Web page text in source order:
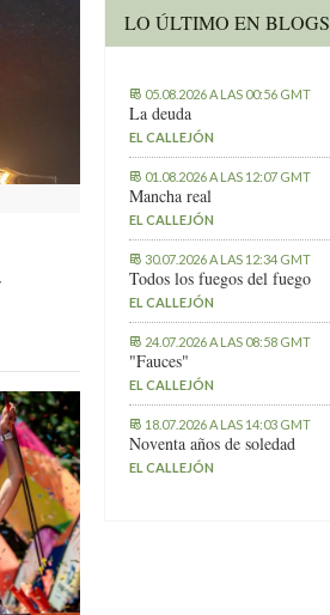
LO ÚLTIMO EN BLOGS
05.08.2026 A LAS 00:56 GMT
La deuda
EL CALLEJÓN
01.08.2026 A LAS 12:07 GMT
Mancha real
EL CALLEJÓN
30.07.2026 A LAS 12:34 GMT
Todos los fuegos del fuego
EL CALLEJÓN
24.07.2026 A LAS 08:58 GMT
"Fauces"
EL CALLEJÓN
18.07.2026 A LAS 14:03 GMT
Noventa años de soledad
EL CALLEJÓN